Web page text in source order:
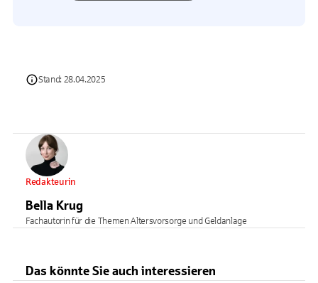
Stand: 28.04.2025
Redakteurin
Bella Krug
Fachautorin für die Themen Altersvorsorge und Geldanlage
Das könnte Sie auch interessieren